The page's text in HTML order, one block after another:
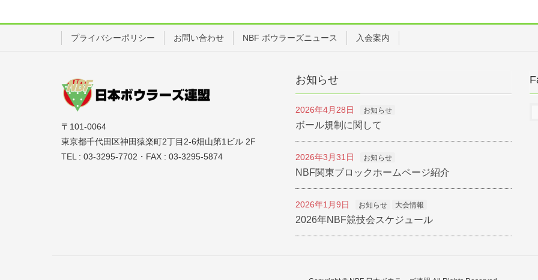
プライバシーポリシー お問い合わせ NBF ボウラーズニュース 入会案内
〒101-0064
東京都千代田区神田猿楽町2丁目2-6畑山第1ビル 2F
TEL : 03-3295-7702・FAX : 03-3295-5874
お知らせ
2026年4月28日 お知らせ
ボール規制に関して
2026年3月31日 お知らせ
NBF関東ブロックホームページ紹介
2026年1月9日 お知らせ 大会情報
2026年NBF競技会スケジュール